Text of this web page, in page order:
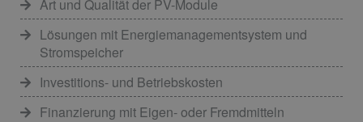
Art und Qualität der PV-Module
Lösungen mit Energiemanagementsystem und
Stromspeicher
Investitions- und Betriebskosten
Finanzierung mit Eigen- oder Fremdmitteln